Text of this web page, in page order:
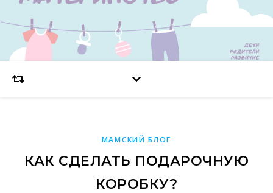
МАМСКИЙ БЛОГ
КАК СДЕЛАТЬ ПОДАРОЧНУЮ
КОРОБКУ?